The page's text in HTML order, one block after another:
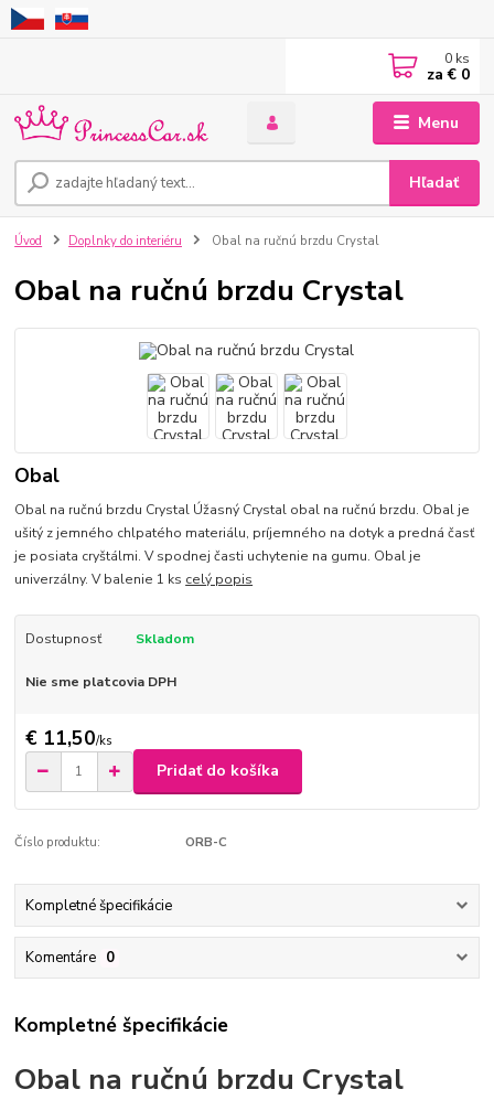
Menu
Hľadať
0 ks
za € 0
Úvod Doplnky do interiéru Obal na ručnú brzdu Crystal
Obal na ručnú brzdu Crystal
Obal
Obal na ručnú brzdu Crystal Úžasný Crystal obal na ručnú brzdu. Obal je
ušitý z jemného chlpatého materiálu, príjemného na dotyk a predná časť
je posiata cryštálmi. V spodnej časti uchytenie na gumu. Obal je
univerzálny. V balenie 1 ks celý popis
Dostupnosť Skladom
Nie sme platcovia DPH
€ 11,50/ks
Pridať do košíka
Číslo produktu: ORB-C
Kompletné špecifikácie
Komentáre 0
Kompletné špecifikácie
Obal na ručnú brzdu Crystal